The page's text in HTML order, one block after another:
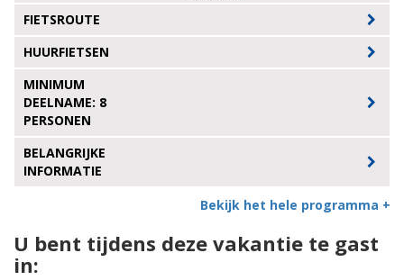
FIETSROUTE
HUURFIETSEN
MINIMUM
DEELNAME: 8
PERSONEN
BELANGRIJKE
INFORMATIE
Bekijk het hele programma +
U bent tijdens deze vakantie te gast
in: